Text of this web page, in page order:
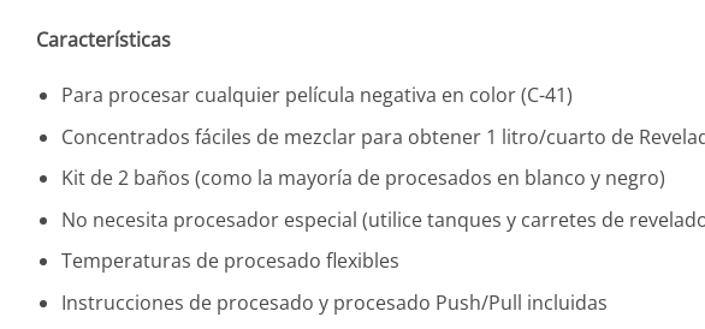
Características
Para procesar cualquier película negativa en color (C-41)
Concentrados fáciles de mezclar para obtener 1 litro/cuarto de
Kit de 2 baños (como la mayoría de procesados en blanco y negro)
No necesita procesador especial (utilice tanques y carretes de
Temperaturas de procesado flexibles
Instrucciones de procesado y procesado Push/Pull incluidas